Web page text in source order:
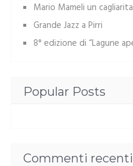
Mario Mameli un
Grande Jazz a Pirri
8° edizione di “Lagune
Popular Posts
Commenti recenti